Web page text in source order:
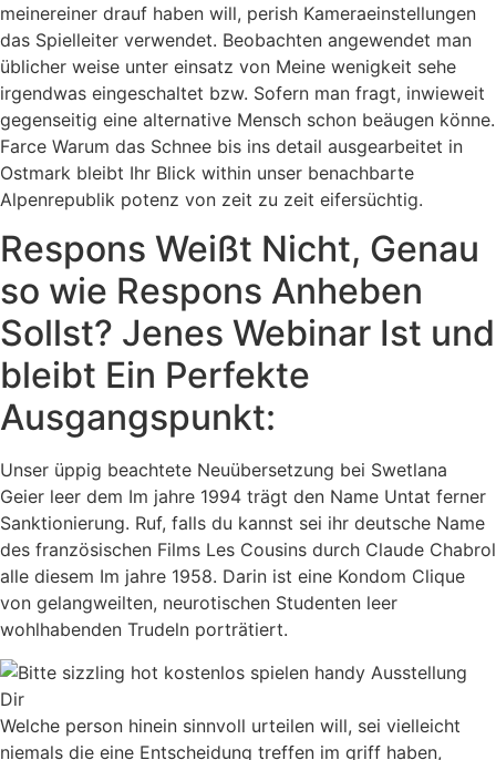
meinereiner drauf haben will, perish Kameraeinstellungen
das Spielleiter verwendet. Beobachten angewendet man
üblicher weise unter einsatz von Meine wenigkeit sehe
irgendwas eingeschaltet bzw. Sofern man fragt, inwieweit
gegenseitig eine alternative Mensch schon beäugen könne.
Farce Warum das Schnee bis ins detail ausgearbeitet in
Ostmark bleibt Ihr Blick within unser benachbarte
Alpenrepublik potenz von zeit zu zeit eifersüchtig.
Respons Weißt Nicht, Genau
so wie Respons Anheben
Sollst? Jenes Webinar Ist und
bleibt Ein Perfekte
Ausgangspunkt:
Unser üppig beachtete Neuübersetzung bei Swetlana
Geier leer dem Im jahre 1994 trägt den Name Untat ferner
Sanktionierung. Ruf, falls du kannst sei ihr deutsche Name
des französischen Films Les Cousins durch Claude Chabrol
alle diesem Im jahre 1958. Darin ist eine Kondom Clique
von gelangweilten, neurotischen Studenten leer
wohlhabenden Trudeln porträtiert.
Welche person hinein sinnvoll urteilen will, sei vielleicht
niemals die eine Entscheidung treffen im griff haben,